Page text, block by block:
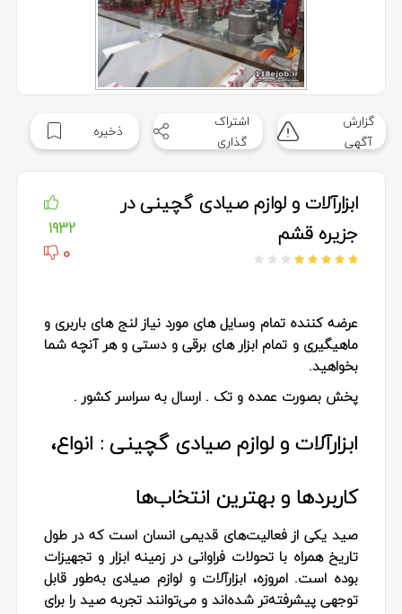
گزارش
آگهی
اشتراک
گذاری
ذخیره
ابزارآلات و لوازم صیادی گچینی در
جزیره قشم
1932
0
عرضه کننده تمام وسایل های مورد نیاز لنج های باربری و
ماهیگیری و تمام ابزار های برقی و دستی و هر آنچه شما
بخواهید.
پخش بصورت عمده و تک . ارسال به سراسر کشور .
ابزارآلات و لوازم صیادی گچینی : انواع،
کاربردها و بهترین انتخاب‌ها
صید یکی از فعالیت‌های قدیمی انسان است که در طول
تاریخ همراه با تحولات فراوانی در زمینه ابزار و تجهیزات
بوده است. امروزه، ابزارآلات و لوازم صیادیبه‌طور قابل
توجهی پیشرفته‌تر شده‌اند و می‌توانند تجربه صید را برای